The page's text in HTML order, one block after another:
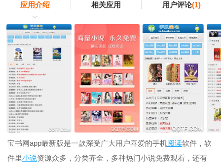
应用介绍 相关应用 用户评论(1)
宝书网app最新版是一款深受广大用户喜爱的手机阅读软件，软
件里小说资源众多，分类齐全，多种热门小说免费观看，还有